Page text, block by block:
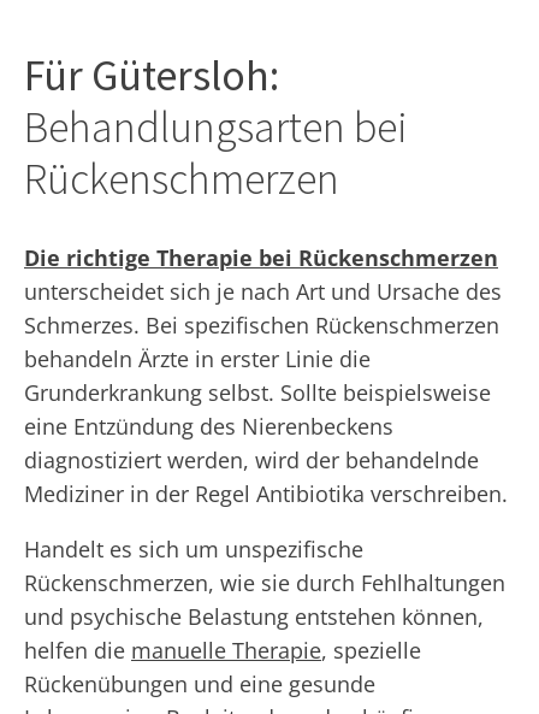
Für Gütersloh:
Behandlungsarten bei
Rückenschmerzen
Die richtige Therapie bei Rückenschmerzen
unterscheidet sich je nach Art und Ursache des
Schmerzes. Bei spezifischen Rückenschmerzen
behandeln Ärzte in erster Linie die
Grunderkrankung selbst. Sollte beispielsweise
eine Entzündung des Nierenbeckens
diagnostiziert werden, wird der behandelnde
Mediziner in der Regel Antibiotika verschreiben.
Handelt es sich um unspezifische
Rückenschmerzen, wie sie durch Fehlhaltungen
und psychische Belastung entstehen können,
helfen die manuelle Therapie, spezielle
Rückenübungen und eine gesunde